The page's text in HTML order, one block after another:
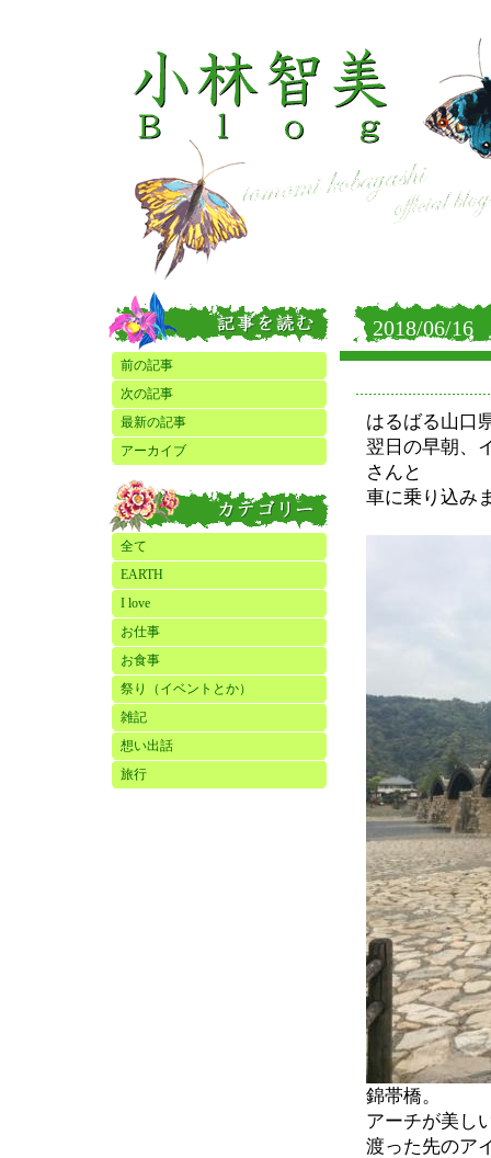
前の記事
次の記事
最新の記事
アーカイブ
全て
EARTH
I love
お仕事
お食事
祭り（イベントとか）
雑記
想い出話
旅行
2018/06/16
はるばる山口
翌日の早朝、
さんと
車に乗り込み
錦帯橋。
アーチが美し
渡った先のア